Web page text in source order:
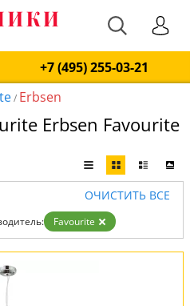
+7 (495) 255-03-21
/ Erbsen
Erbsen Favourite
ОЧИСТИТЬ ВСЕ
Favourite